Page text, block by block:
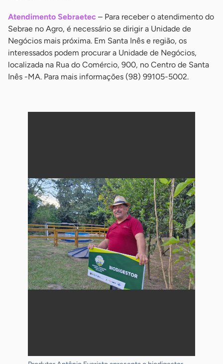
Atendimento Sebraetec – Para receber o atendimento do
Sebrae no Agro, é necessário se dirigir a Unidade de
Negócios mais próxima. Em Santa Inês e região, os
interessados podem procurar a Unidade de Negócios,
localizada na Rua do Comércio, 900, no Centro de Santa
Inês -MA. Para mais informações (98) 99105-5002.